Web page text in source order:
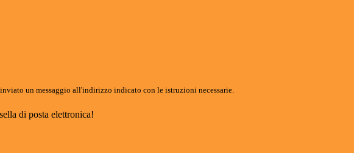
un messaggio all'indirizzo indicato con le istruzioni necessarie.
di posta elettronica!